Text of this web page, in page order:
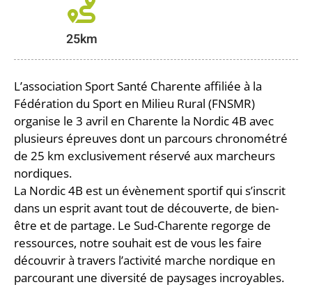
25km
L’association Sport Santé Charente affiliée à la
Fédération du Sport en Milieu Rural (FNSMR)
organise le 3 avril en Charente la Nordic 4B avec
plusieurs épreuves dont un parcours chronométré
de 25 km exclusivement réservé aux marcheurs
nordiques.
La Nordic 4B est un évènement sportif qui s’inscrit
dans un esprit avant tout de découverte, de bien-
être et de partage. Le Sud-Charente regorge de
ressources, notre souhait est de vous les faire
découvrir à travers l’activité marche nordique en
parcourant une diversité de paysages incroyables.